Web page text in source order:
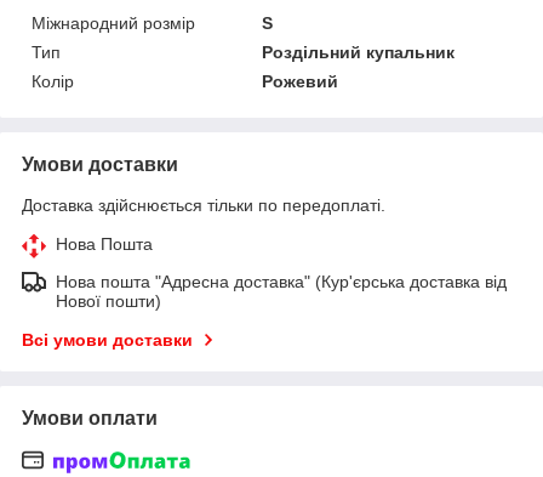
Міжнародний розмір
S
Тип
Роздільний купальник
Колір
Рожевий
Умови доставки
Доставка здійснюється тільки по передоплаті.
Нова Пошта
Нова пошта "Адресна доставка" (Кур'єрська доставка від
Нової пошти)
Всі умови доставки
Умови оплати